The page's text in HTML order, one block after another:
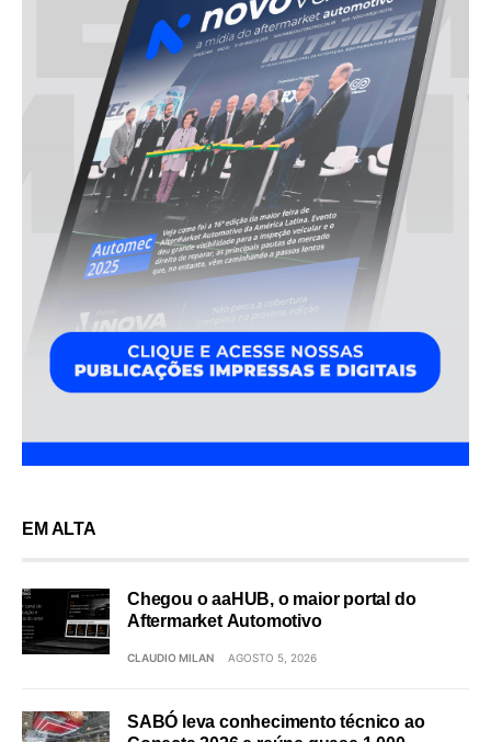
EM ALTA
Chegou o aaHUB, o maior portal do
Aftermarket Automotivo
CLAUDIO MILAN AGOSTO 5, 2026
SABÓ leva conhecimento técnico ao